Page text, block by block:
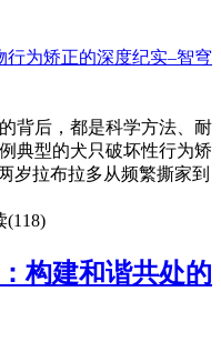
背后，都是科学方法、耐
典型的犬只破坏性行为矫
拉布拉多从频繁撕家到
(118)
构建和谐共处的